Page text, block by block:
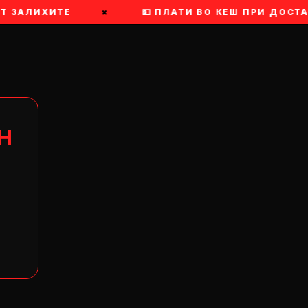
ЗАЛИХИТЕ × 💵 ПЛАТИ ВО КЕШ ПРИ